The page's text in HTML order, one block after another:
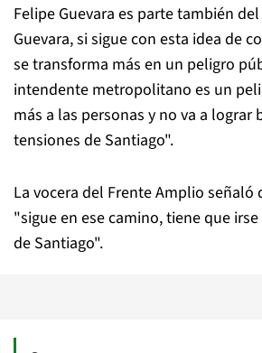
Felipe Guevara es parte también
Guevara, si sigue con esta idea de
se transforma más en un peligro
intendente metropolitano es un
más a las personas y no va a lograr
tensiones de Santiago".
La vocera del Frente Amplio señaló
"sigue en ese camino, tiene que
de Santiago".